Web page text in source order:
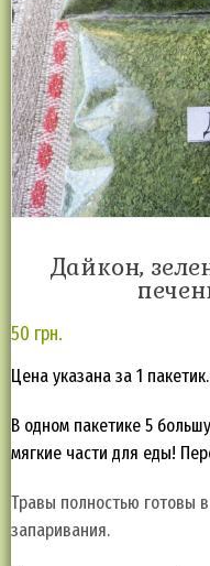
Дайкон,
50 грн.
Цена указана за 1 пакетик.
В одном пакетике 5
мягкие части для еды!
Травы полностью готовы
запаривания.